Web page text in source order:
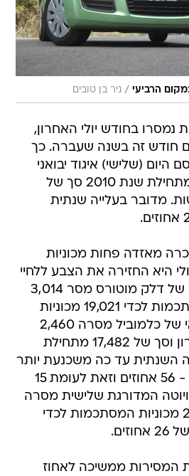
הרביעי / ניר בן טובים
נמסרו בחודש יולי האחרון,
חודש זה בשנה שעברה. כך
היום (שלישי) איגוד יבואני
הרכב לפיהם נמסרו מתחילת שנת 2010 סך של
חדשות. מדובר בעלייה שנתית
מאזדה פחות מכוניות
היא החזירה את הצבע ללחיי
מנהליה. המותג היפני של דלק מוטורס מסר 3,014
מכוניות חדשות המסתכמות לכדי 19,021 מכוניות
מתחילת השנה. יונדאי של כלמוביל מסרה 2,460
מכוניות בחודש האחרון וסך של 17,482 מתחילת
השנתית עד כה משכנעת יותר
אצל המותג הקוריאני - 56 אחוזים וזאת לעומת 15
המדורגת שלישית מסרה
בחודש האחרון 2,320 מכוניות המסתכמות לכדי
המסירות ממשיכה לאחוז